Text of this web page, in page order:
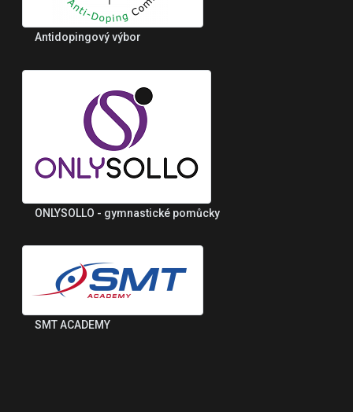
Antidopingový výbor
ONLYSOLLO - gymnastické pomůcky
SMT ACADEMY